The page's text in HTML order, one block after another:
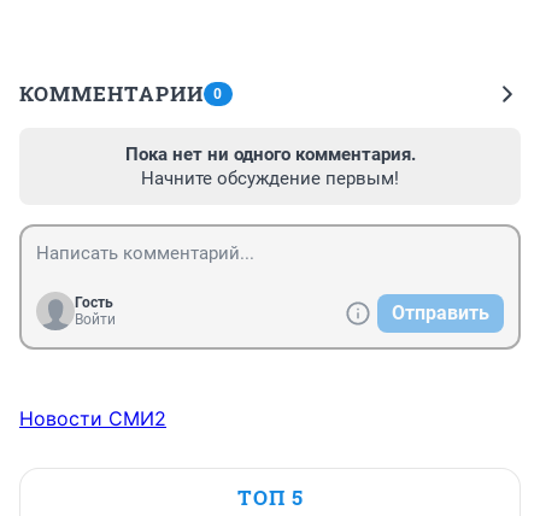
КОММЕНТАРИИ 0
Пока нет ни одного комментария.
Начните обсуждение первым!
Гость
Войти
Отправить
Новости СМИ2
ТОП 5